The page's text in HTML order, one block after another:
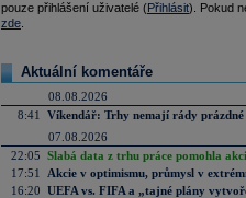
pouze přihlášení uživatelé (Přihlásit). Pokud
zde
Aktuální komentáře
08.08.2026
8:41
Víkendář: Trhy nemají rády prázdné
07.08.2026
22:05 Slabá data z trhu práce pomohla
17:51
Akcie v optimismu, průmysl v
16:20 UEFA vs. FIFA a „tajné plány